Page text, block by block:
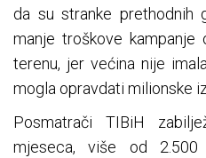
da su stranke prethodnih
manje troškove
terenu, jer većina nije
mogla opravdati milionske
Posmatrači TIBiH
mjeseca, više od